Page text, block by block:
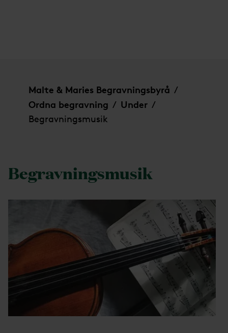
Malte & Maries Begravningsbyrå /
Ordna begravning / Under /
Begravningsmusik
Begravningsmusik